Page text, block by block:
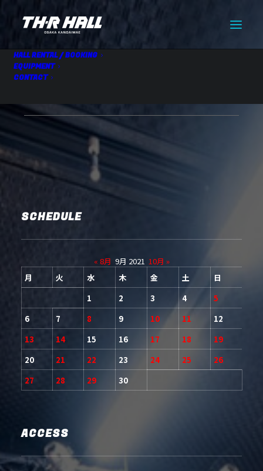
HALL RENTAL / BOOKING
EQUIPMENT
CONTACT
SCHEDULE
« 8月 9月 2021 10月 »
月
火 水 木 金 土
日
1
2 3 4
5
6
7 8 9 10 11
12
13
14 15 16 17 18
19
20
21 22 23 24 25
26
27
28 29 30
ACCESS